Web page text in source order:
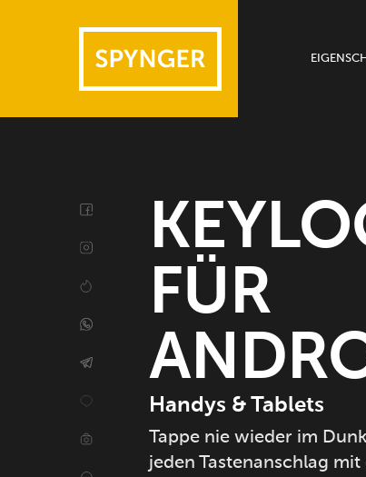
FÜR
Handys & Tablets
Tappe nie wieder im
jeden Tastenanschlag mit